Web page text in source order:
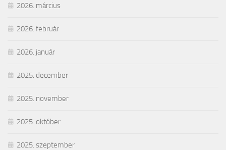
2026. március
2026. február
2026. január
2025. december
2025. november
2025. október
2025. szeptember